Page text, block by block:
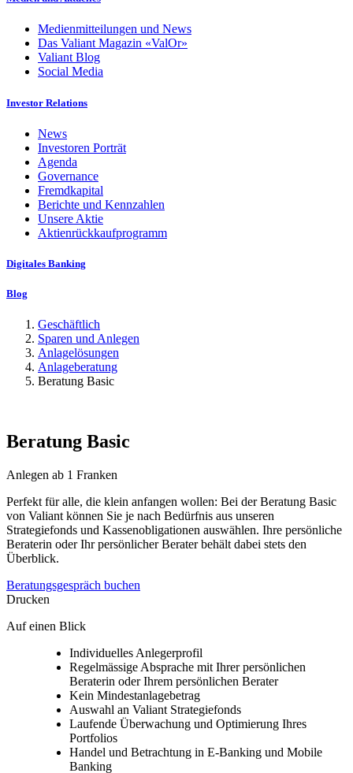
Medienmitteilungen und News
Das Valiant Magazin «ValOr»
Valiant Blog
Social Media
Investor Relations
News
Investoren Porträt
Agenda
Governance
Fremdkapital
Berichte und Kennzahlen
Unsere Aktie
Aktienrückkaufprogramm
Digitales Banking
Blog
Geschäftlich
Sparen und Anlegen
Anlagelösungen
Anlageberatung
Beratung Basic
Beratung Basic
Anlegen ab 1 Franken
Perfekt für alle, die klein anfangen wollen: Bei der Beratung Basic
von Valiant können Sie je nach Bedürfnis aus unseren
Strategiefonds und Kassenobligationen auswählen. Ihre persönliche
Beraterin oder Ihr persönlicher Berater behält dabei stets den
Überblick.
Beratungsgespräch buchen
Drucken
Auf einen Blick
Individuelles Anlegerprofil
Regelmässige Absprache mit Ihrer persönlichen
Beraterin oder Ihrem persönlichen Berater
Kein Mindestanlagebetrag
Auswahl an Valiant Strategiefonds
Laufende Überwachung und Optimierung Ihres
Portfolios
Handel und Betrachtung in E-Banking und Mobile
Banking